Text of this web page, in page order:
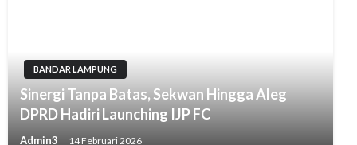
BANDAR LAMPUNG
Sinergi Tanpa Batas, Sekwan Hingga Aleg
DPRD Hadiri Launching IJP FC
Admin3 14 Februari 2026